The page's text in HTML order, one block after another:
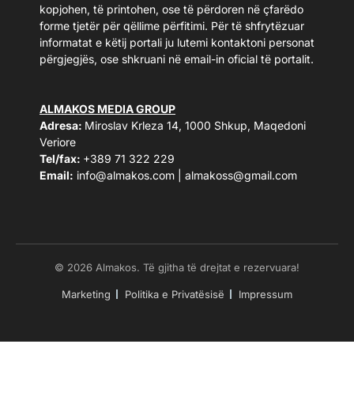
kopjohen, të printohen, ose të përdoren në çfarëdo
forme tjetër për qëllime përfitimi. Për të shfrytëzuar
informatat e këtij portali ju lutemi kontaktoni personat
përgjegjës, ose shkruani në email-in oficial të portalit.
ALMAKOS MEDIA GROUP
Adresa: Miroslav Krleza 14, 1000 Shkup, Maqedoni
Veriore
Tel/fax: +389 71 322 229
Email: info@almakos.com almakoss@gmail.com
© 2026 Almakos. Të gjitha të drejtat e rezervuara!
Marketing Politika e Privatësisë Impressum